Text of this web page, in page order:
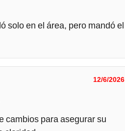
solo en el área, pero mandó el
12/6/2026
cambios para asegurar su